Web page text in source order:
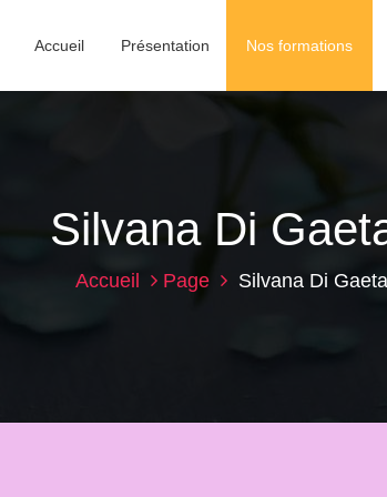
Accueil Présentation Nos formations
Silvana Di
Accueil Page Silvana Di